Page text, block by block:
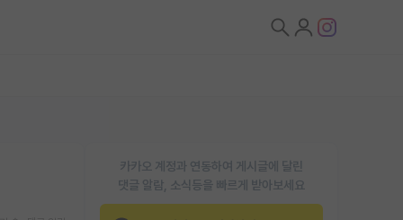
카카오 계정과 연동하여 게시글에 달린
댓글 알람, 소식등을 빠르게 받아보세요